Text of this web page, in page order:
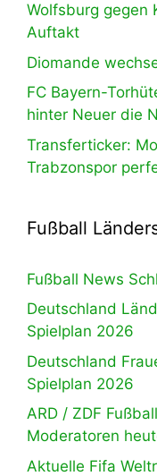
Wolfsburg gegen
Auftakt
Diomande
FC Bayern-
hinter Neuer die
Transferticker:
Trabzonspor
Fußball
Fußball News
Deutschland
Spielplan 2026
Deutschland
Spielplan 2026
ARD / ZDF
Moderatoren
Aktuelle Fifa